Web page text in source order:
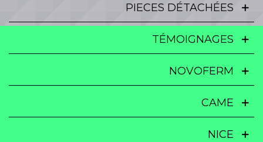
PIECES DÉTACHÉES
TÉMOIGNAGES
NOVOFERM
CAME
NICE